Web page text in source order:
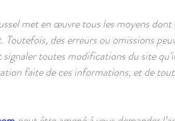
met en œuvre tous les moyens
Toutefois, des erreurs ou omissions
toutes modifications du site
faite de ces informations, et de